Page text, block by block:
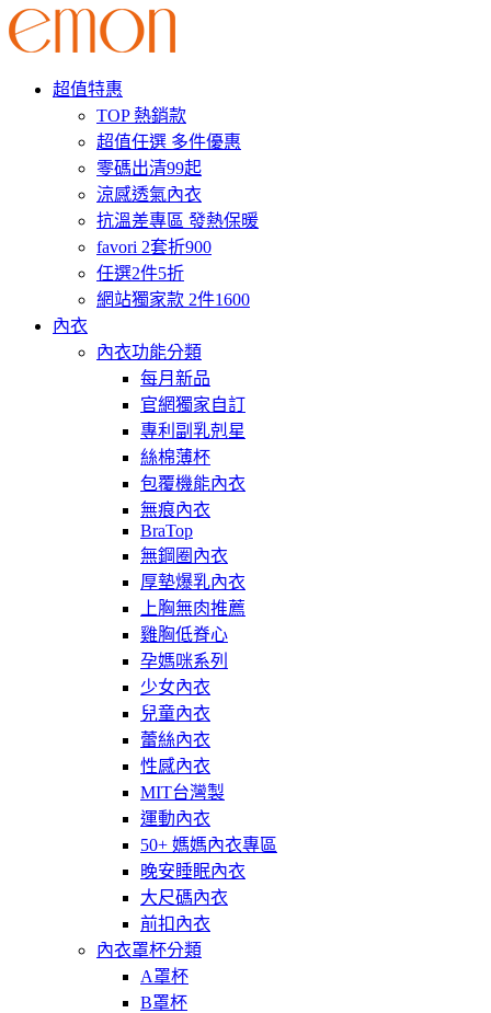
超值特惠
TOP 熱銷款
超值任選 多件優惠
零碼出清99起
涼感透氣內衣
抗溫差專區 發熱保暖
favori 2套折900
任選2件5折
網站獨家款 2件1600
內衣
內衣功能分類
每月新品
官網獨家自訂
專利副乳剋星
絲棉薄杯
包覆機能內衣
無痕內衣
BraTop
無鋼圈內衣
厚墊爆乳內衣
上胸無肉推薦
雞胸低脊心
孕媽咪系列
少女內衣
兒童內衣
蕾絲內衣
性感內衣
MIT台灣製
運動內衣
50+ 媽媽內衣專區
晚安睡眠內衣
大尺碼內衣
前扣內衣
內衣罩杯分類
A罩杯
B罩杯